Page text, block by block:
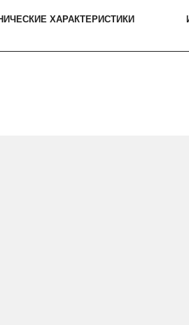
ХАРАКТЕРИСТИКИ